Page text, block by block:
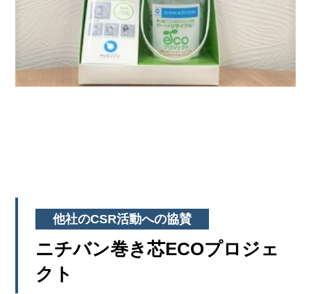
他社のCSR活動への協賛
ニチバン巻き芯ECOプロジェ
クト